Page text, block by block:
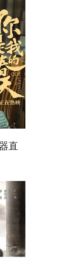
直